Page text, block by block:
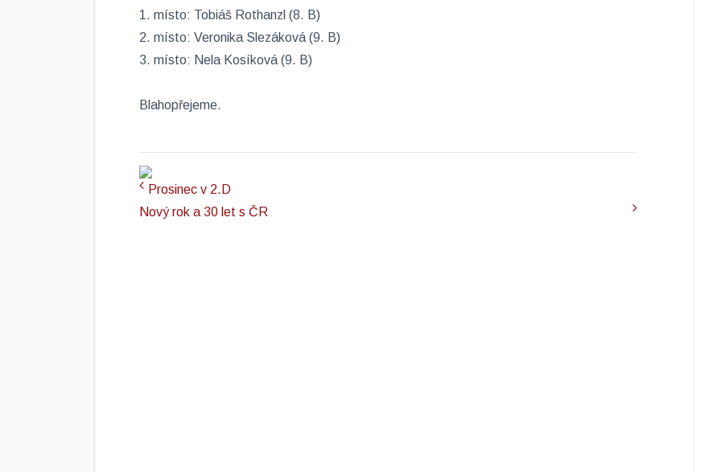
1. místo: Tobiáš Rothanzl (8. B)
2. místo: Veronika Slezáková (9. B)
3. místo: Nela Kosíková (9. B)
Blahopřejeme.
Prosinec v 2.D
Nový rok a 30 let s ČR